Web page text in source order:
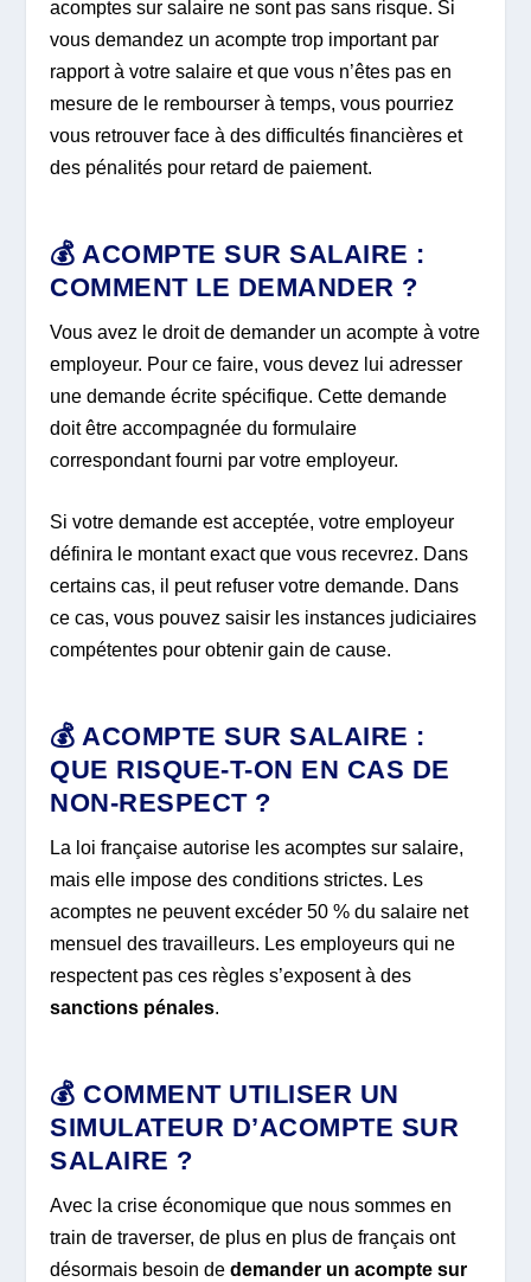
acomptes sur salaire ne sont pas sans risque. Si
vous demandez un acompte trop important par
rapport à votre salaire et que vous n’êtes pas en
mesure de le rembourser à temps, vous pourriez
vous retrouver face à des difficultés financières et
des pénalités pour retard de paiement.
💰 ACOMPTE SUR SALAIRE :
COMMENT LE DEMANDER ?
Vous avez le droit de demander un acompte à votre
employeur. Pour ce faire, vous devez lui adresser
une demande écrite spécifique. Cette demande
doit être accompagnée du formulaire
correspondant fourni par votre employeur.
Si votre demande est acceptée, votre employeur
définira le montant exact que vous recevrez. Dans
certains cas, il peut refuser votre demande. Dans
ce cas, vous pouvez saisir les instances judiciaires
compétentes pour obtenir gain de cause.
💰ACOMPTE SUR SALAIRE :
QUE RISQUE-T-ON EN CAS DE
NON-RESPECT ?
La loi française autorise les acomptes sur salaire,
mais elle impose des conditions strictes. Les
acomptes ne peuvent excéder 50 % du salaire net
mensuel des travailleurs. Les employeurs qui ne
respectent pas ces règles s’exposent à des
sanctions pénales.
💰 COMMENT UTILISER UN
SIMULATEUR D’ACOMPTE SUR
SALAIRE ?
Avec la crise économique que nous sommes en
train de traverser, de plus en plus de français ont
désormais besoin dedemander un acompte sur